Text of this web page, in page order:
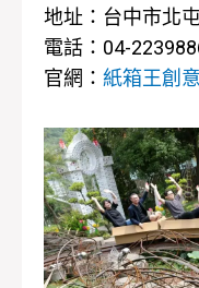
地址：台中市北
電話：04-
官網： 紙箱王創